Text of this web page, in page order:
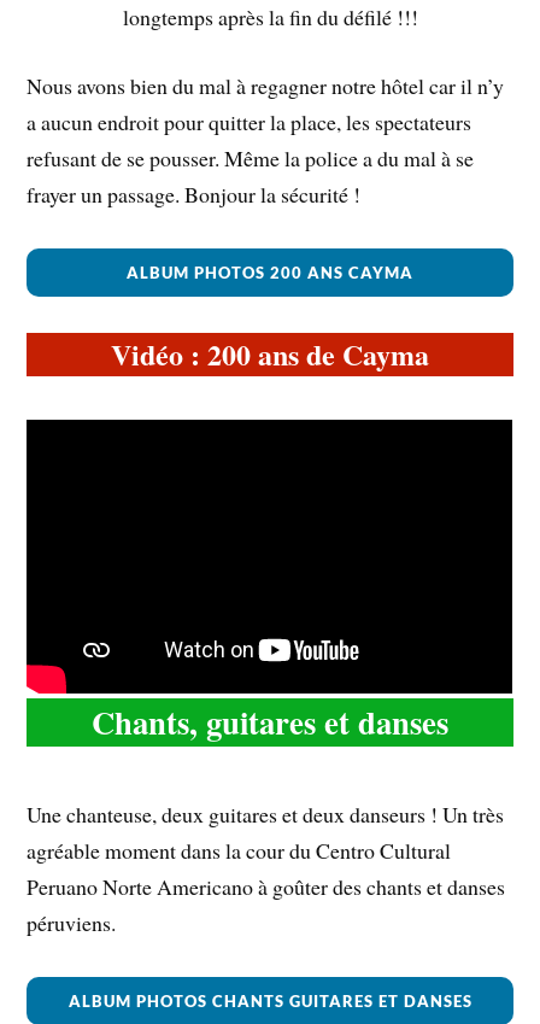
longtemps après la fin du défilé !!!
Nous avons bien du mal à regagner notre hôtel car il n’y
a aucun endroit pour quitter la place, les spectateurs
refusant de se pousser. Même la police a du mal à se
frayer un passage. Bonjour la sécurité !
ALBUM PHOTOS 200 ANS CAYMA
Vidéo : 200 ans de Cayma
Chants, guitares et danses
Une chanteuse, deux guitares et deux danseurs ! Un très
agréable moment dans la cour du Centro Cultural
Peruano Norte Americano à goûter des chants et danses
péruviens.
ALBUM PHOTOS CHANTS GUITARES ET DANSES